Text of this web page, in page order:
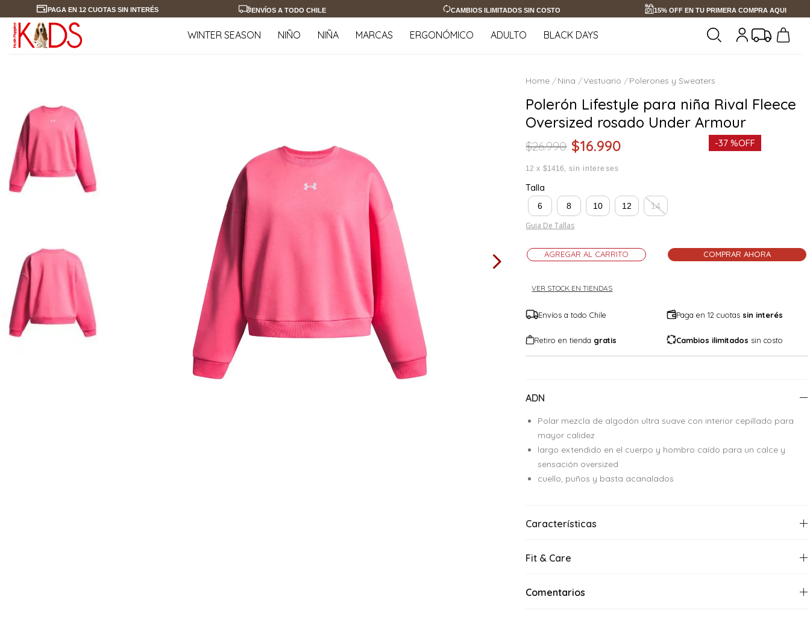
PAGA EN 12 CUOTAS SIN INTERÉS ENVÍOS A TODO CHILE CAMBIOS ILIMITADOS SIN COSTO 15% OFF EN TU PRIMERA COMPRA AQUI
WINTER SEASON NIÑO NIÑA MARCAS ERGONÓMICO ADULTO BLACK DAYS
Nina Vestuario Polerones y Sweaters
Polerón Lifestyle para niña Rival Fleece
Oversized rosado Under Armour
$26.990 $16.990
12 x $1416 sin intereses
-37 %OFF
Talla
6 8 10 12 14
Guia De Tallas
AGREGAR AL CARRITO COMPRAR AHORA
VER STOCK EN TIENDAS
Envíos a todo Chile Paga en 12 cuotassin interés
Retiro en tienda gratis Cambios ilimitados sin costo
ADN
Polar mezcla de algodón ultra suave con interior cepillado para
mayor calidez
largo extendido en el cuerpo y hombro caído para un calce y
sensación oversized
cuello, puños y basta acanalados
Características
Fit & Care
Comentarios